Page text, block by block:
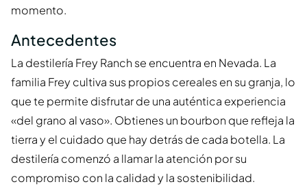
momento.
Antecedentes
La destilería Frey Ranch se encuentra en Nevada. La
familia Frey cultiva sus propios cereales en su granja, lo
que te permite disfrutar de una auténtica experiencia
«del grano al vaso». Obtienes un bourbon que refleja la
tierra y el cuidado que hay detrás de cada botella. La
destilería comenzó a llamar la atención por su
compromiso con la calidad y la sostenibilidad.